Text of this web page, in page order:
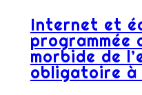
Internet et
programmée
morbide de
obligatoire à